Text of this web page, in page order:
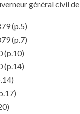
général civil de
(p.5)
(p.7)
(p.10)
(p.14)